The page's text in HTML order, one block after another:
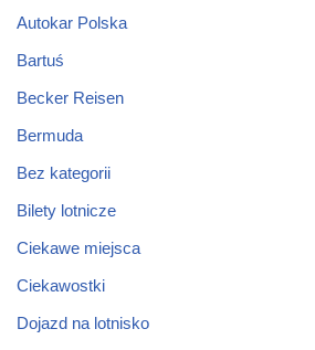
Autokar Polska
Bartuś
Becker Reisen
Bermuda
Bez kategorii
Bilety lotnicze
Ciekawe miejsca
Ciekawostki
Dojazd na lotnisko